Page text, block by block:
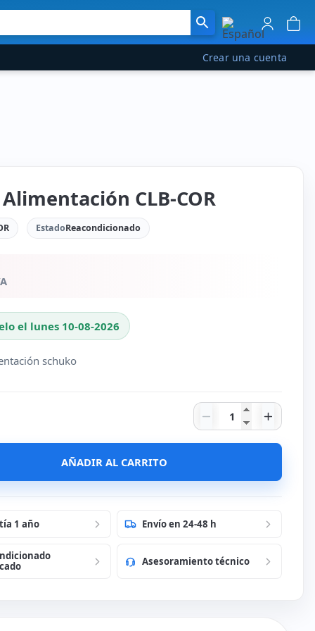
Crear una cuenta
CLB-COR
EstadoReacondicionado
el lunes 10-08-2026
schuko
Cable
AÑADIR AL CARRITO
1 año Envío en 24-48 h
Asesoramiento técnico